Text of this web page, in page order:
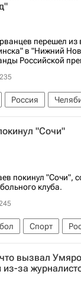
перешел из
в "Нижний
Российской
235
Россия
Новгород
Кубок России по
России по
"Сочи"
покинул "Сочи",
клуба.
Спорт
Иван
России по
вызвал
за